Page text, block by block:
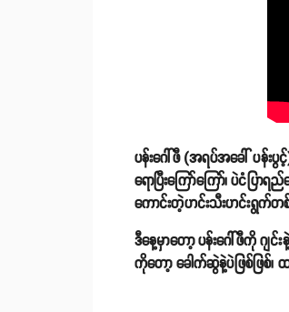
ပန်းဂေါ်ဖီ (အရပ်အခေါ် ပန်
ရောပြီးကြော်ကြော်၊ ပဲငံပြ
ကောင်းတဲ့ဟင်းသီးဟင်းရွက်တစ်
ဒီနေ့မှာတော့ ပန်းဂေါ်ဖီကို ဂျ
ကိုတော့ ခေါက်ဆွဲနဲ့ပဲဖြစ်ဖြစ်၊